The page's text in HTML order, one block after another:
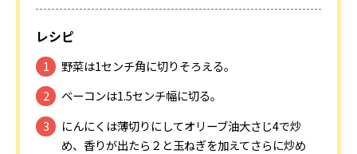
レシピ
野菜は1センチ角に切りそろえる。
ベーコンは1.5センチ幅に切る。
にんにくは薄切りにしてオリーブ油大さじ4で炒
め、香りが出たら２と玉ねぎを加えてさらに炒め